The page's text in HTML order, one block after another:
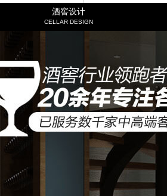
酒窖设计
CELLAR DESIGN